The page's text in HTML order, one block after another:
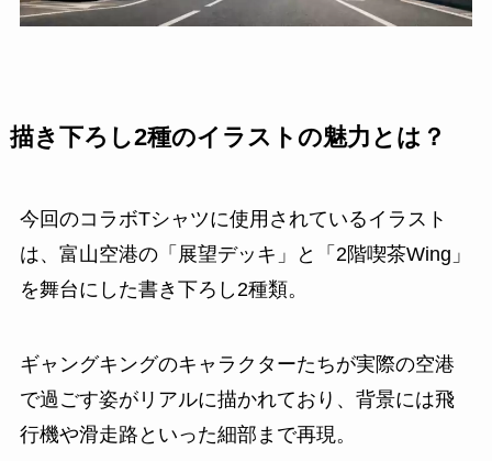
描き下ろし2種のイラストの魅力とは？
今回のコラボTシャツに使用されているイラスト
は、富山空港の「展望デッキ」と「2階喫茶Wing」
を舞台にした書き下ろし2種類。
ギャングキングのキャラクターたちが実際の空港
で過ごす姿がリアルに描かれており、背景には飛
行機や滑走路といった細部まで再現。